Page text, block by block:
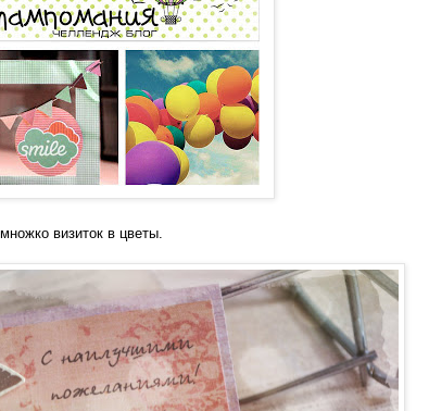
визиток в цветы.